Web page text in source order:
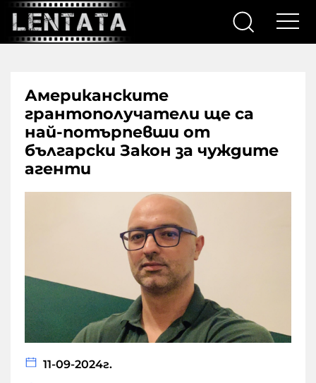
Американските
грантополучатели ще са
най-потърпевши от
български Закон за чуждите
агенти
11-09-2024г.